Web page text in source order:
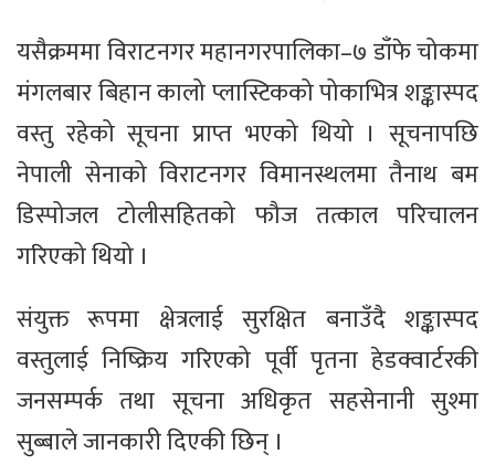
यसैक्रममा विराटनगर महानगरपालिका–७ डाँफे चोकमा
मंगलबार बिहान कालो प्लास्टिकको पोकाभित्र शङ्कास्पद
वस्तु रहेको सूचना प्राप्त भएको थियो । सूचनापछि
नेपाली सेनाको विराटनगर विमानस्थलमा तैनाथ बम
डिस्पोजल टोलीसहितको फौज तत्काल परिचालन
गरिएको थियो ।
संयुक्त रूपमा क्षेत्रलाई सुरक्षित बनाउँदै शङ्कास्पद
वस्तुलाई निष्क्रिय गरिएको पूर्वी पृतना हेडक्वार्टरकी
जनसम्पर्क तथा सूचना अधिकृत सहसेनानी सुश्मा
सुब्बाले जानकारी दिएकी छिन् ।